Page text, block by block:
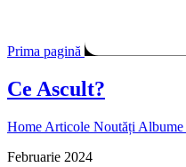
Prima pagină
Ce Ascult?
Home Articole Noutăți Albume
Februarie 2024